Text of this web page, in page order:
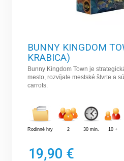
BUNNY KINGDOM
KRABICA)
Bunny Kingdom Town je
mesto, rozvíjate mestské štvrte a
carrots.
Rodinné hry 2 30 min. 10 +
19,90 €